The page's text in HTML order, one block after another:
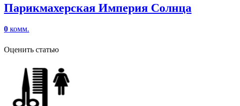
Парикмахерская Империя Солнца
0 комм.
Оценить статью